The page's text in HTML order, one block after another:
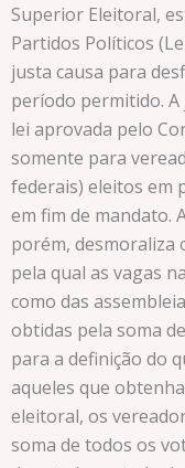
Superior Eleitoral,
Partidos Políticos
justa causa para
período permitido.
lei aprovada pelo
somente para
federais) eleitos em
em fim de mandato.
porém, desmoraliza
pela qual as vagas
como das
obtidas pela soma
para a definição do
aqueles que
eleitoral, os
soma de todos os